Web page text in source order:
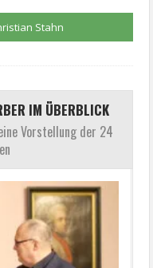
Stahn
IM ÜBERBLICK
Vorstellung der 24